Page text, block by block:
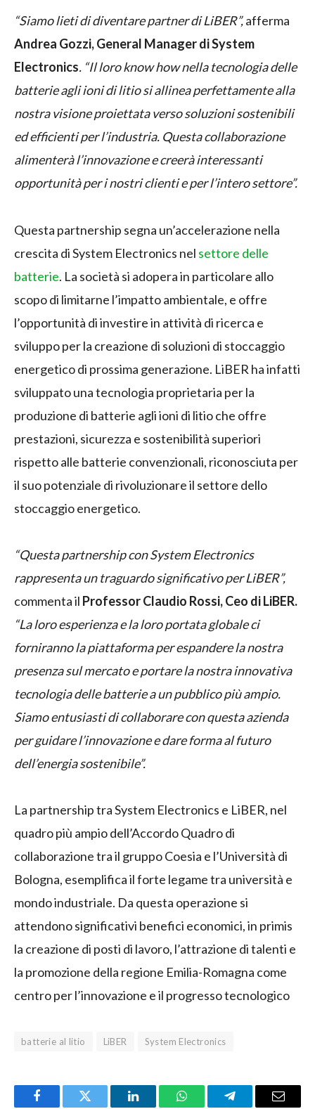
“Siamo lieti di diventare partner di LiBER”,afferma
Andrea Gozzi, General Manager di System
Electronics. “Il loro know how nella tecnologia delle
batterie agli ioni di litio si allinea perfettamente alla
nostra visione proiettata verso soluzioni sostenibili
ed efficienti per l’industria. Questa collaborazione
alimenterà l’innovazione e creerà interessanti
opportunità per i nostri clienti e per l’intero settore”.
Questa partnership segna un’accelerazione nella
crescita di System Electronics nel settore delle
batterie. La società si adopera in particolare allo
scopo di limitarne l’impatto ambientale, e offre
l’opportunità di investire in attività di ricerca e
sviluppo per la creazione di soluzioni di stoccaggio
energetico di prossima generazione. LiBER ha infatti
sviluppato una tecnologia proprietaria per la
produzione di batterie agli ioni di litio che offre
prestazioni, sicurezza e sostenibilità superiori
rispetto alle batterie convenzionali, riconosciuta per
il suo potenziale di rivoluzionare il settore dello
stoccaggio energetico.
“Questa partnership con System Electronics
rappresenta un traguardo significativo per LiBER”,
commenta il Professor Claudio Rossi, Ceo di LiBER.
“La loro esperienza e la loro portata globale ci
forniranno la piattaforma per espandere la nostra
presenza sul mercato e portare la nostra innovativa
tecnologia delle batterie a un pubblico più ampio.
Siamo entusiasti di collaborare con questa azienda
per guidare l’innovazione e dare forma al futuro
dell’energia sostenibile”.
La partnership tra System Electronics e LiBER, nel
quadro più ampio dell’Accordo Quadro di
collaborazione tra il gruppo Coesia e l’Università di
Bologna, esemplifica il forte legame tra università e
mondo industriale. Da questa operazione si
attendono significativi benefici economici, in primis
la creazione di posti di lavoro, l’attrazione di talenti e
la promozione della regione Emilia-Romagna come
centro per l’innovazione e il progresso tecnologico
batterie al litio LiBER System Electronics